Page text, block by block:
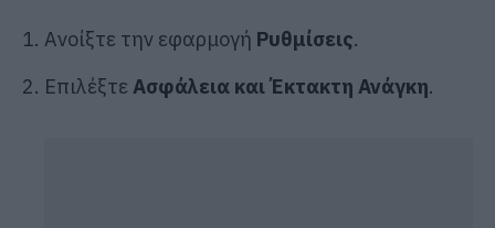
Ανοίξτε την εφαρμογή Ρυθμίσεις.
Επιλέξτε Ασφάλεια και Έκτακτη Ανάγκη.